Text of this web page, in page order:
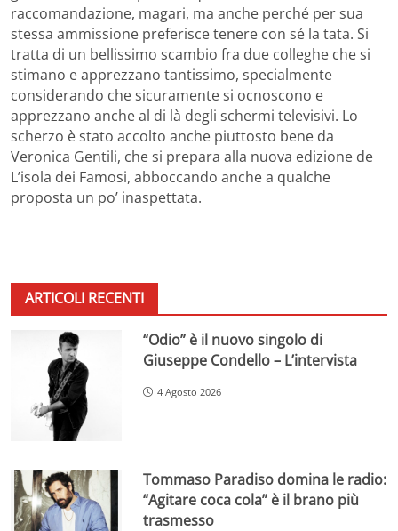
raccomandazione, magari, ma anche perché per sua
stessa ammissione preferisce tenere con sé la tata. Si
tratta di un bellissimo scambio fra due colleghe che si
stimano e apprezzano tantissimo, specialmente
considerando che sicuramente si ocnoscono e
apprezzano anche al di là degli schermi televisivi. Lo
scherzo è stato accolto anche piuttosto bene da
Veronica Gentili, che si prepara alla nuova edizione de
L’isola dei Famosi, abboccando anche a qualche
proposta un po’ inaspettata.
ARTICOLI RECENTI
“Odio” è il nuovo singolo di
Giuseppe Condello – L’intervista
4 Agosto 2026
Tommaso Paradiso domina le radio:
“Agitare coca cola” è il brano più
trasmesso